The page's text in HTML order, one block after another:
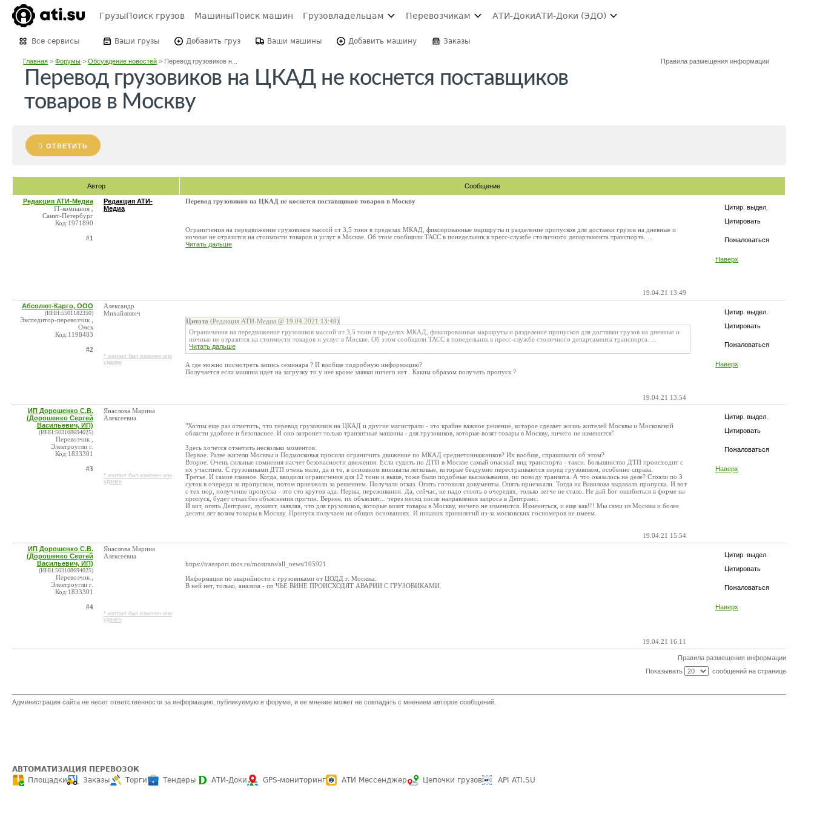
ГрузыПоиск грузов МашиныПоиск машин Грузовладельцам Перевозчикам АТИ-ДокиАТИ-Доки (ЭДО)
Все сервисы Ваши грузы Добавить груз Ваши машины Добавить машину Заказы
Главная >Форумы >Обсуждение новостей > Перевод грузовиков н... Правила размещения информации
Перевод грузовиков на ЦКАД не коснется поставщиков
товаров в Москву
ОТВЕТИТЬ
Автор Сообщение
Цитир. выдел.
Цитировать
Пожаловаться
Наверх
Редакция АТИ-Медиа
IT-компания ,
Санкт-Петербург
Код:1971890
#1
Редакция АТИ-
Медиа
Перевод грузовиков на ЦКАД не коснется поставщиков товаров в Москву
Ограничения на передвижение грузовиков массой от 3,5 тонн в пределах МКАД, фиксированные маршруты и разделение пропусков для доставки грузов на дневные и
ночные не отразится на стоимости товаров и услуг в Москве. Об этом сообщили ТАСС в понедельник в пресс-службе столичного департамента транспорта. ...
Читать дальше
19.04.21 13:49
Цитир. выдел.
Цитировать
Пожаловаться
Наверх
Абсолют-Карго, ООО
(ИНН:5501182350)
Экспедитор-перевозчик ,
Омск
Код:1198483
#2
Александр
Михайлович
* контакт был изменен или
удален
Цитата (Редакция АТИ-Медиа @ 19.04.2021 13:49)
Ограничения на передвижение грузовиков массой от 3,5 тонн в пределах МКАД, фиксированные маршруты и разделение пропусков для доставки грузов на дневные и
ночные не отразится на стоимости товаров и услуг в Москве. Об этом сообщили ТАСС в понедельник в пресс-службе столичного департамента транспорта. ...
Читать дальше
А где можно посмотреть запись семинара ? И вообще подробную информацию?
Получается если машина идет на загрузку то у нее кроме заявки ничего нет . Каким образом получать пропуск ?
19.04.21 13:54
Цитир. выдел.
Цитировать
Пожаловаться
Наверх
ИП Дорошенко С.В.
(Дорошенко Сергей
Васильевич, ИП)
(ИНН:503108694025)
Перевозчик ,
Электроугли г.
Код:1833301
#3
Янаслова Марина
Алексеевна
* контакт был изменен или
удален
"Хотим еще раз отметить, что перевод грузовиков на ЦКАД и другие магистрали - это крайне важное решение, которое сделает жизнь жителей Москвы и Московской
области удобнее и безопаснее. И оно затронет только транзитные машины - для грузовиков, которые возят товары в Москву, ничего не изменится"
Здесь хочется отметить несколько моментов.
Первое. Разве жители Москвы и Подмосковья просили ограничить движение по МКАД среднетоннажников? Их вообще, спрашивали об этом?
Второе. Очень сильные сомнения насчет безопасности движения. Если судить по ДТП в Москве самый опасный вид транспорта - такси. Большинство ДТП происходит с
их участием. С грузовиками ДТП очень мало, да и то, в основном виноваты легковые, которые бездумно перестраиваются перед грузовиком, особенно справа.
Третье. И самое главное. Когда, вводили ограничения для 12 тонн и выше, тоже были подобные высказывания, по поводу транзита. А что оказалось на деле? Стояли по 3
суток в очереди за пропуском, потом приезжали за решением. Получали отказ. Опять готовили документы. Опять приезжали. Тогда на Вавилова выдавали пропуска. И вот
с тех пор, получение пропуска - это сто кругов ада. Нервы, переживания. Да, сейчас, не надо стоять в очередях, только легче не стало. Не дай Бог ошибиться в форме на
пропуск, будет отказ без объяснения причин. Вернее, их объяснят... через месяц после направления запроса в Дептранс.
И вот, опять Дептранс, лукавит, заявляя, что для грузовиков, которые возят товары в Москву, ничего не изменится. Измениться, и еще как!!! Мы сами из Москвы и более
десяти лет возим товары в Москву. Пропуск получаем на общих основаниях. И никаких привилегий из-за московских госномеров не имеем.
19.04.21 15:54
Цитир. выдел.
Цитировать
Пожаловаться
Наверх
ИП Дорошенко С.В.
(Дорошенко Сергей
Васильевич, ИП)
(ИНН:503108694025)
Перевозчик ,
Электроугли г.
Код:1833301
#4
Янаслова Марина
Алексеевна
* контакт был изменен или
удален
https://transport.mos.ru/mostrans/all_news/105921
Информация по аварийности с грузовиками от ЦОДД г. Москвы.
В ней нет, только, анализа - по ЧЬЕ ВИНЕ ПРОИСХОДЯТ АВАРИИ С ГРУЗОВИКАМИ.
19.04.21 16:11
Правила размещения информации
Показывать
сообщений на странице
Администрация сайта не несет ответственности за информацию, публикуемую в форуме, и ее мнение может не совпадать с мнением авторов сообщений.
АВТОМАТИЗАЦИЯ ПЕРЕВОЗОК
Площадки
Заказы Торги Тендеры АТИ-Доки GPS-мониторинг АТИ Мессенджер Цепочки грузов API ATI.SU